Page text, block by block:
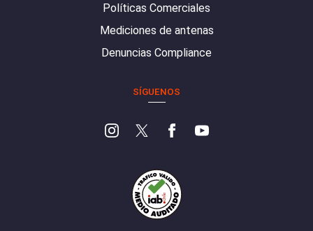
Políticas Comerciales
Mediciones de antenas
Denuncias Compliance
SÍGUENOS